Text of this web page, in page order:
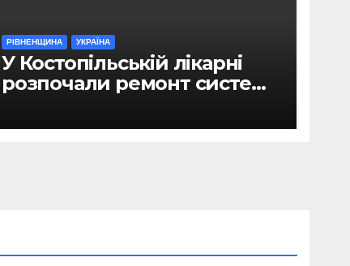
РІВНЕНЩИНА УКРАЇНА
У Костопільській лікарні
розпочали ремонт системи